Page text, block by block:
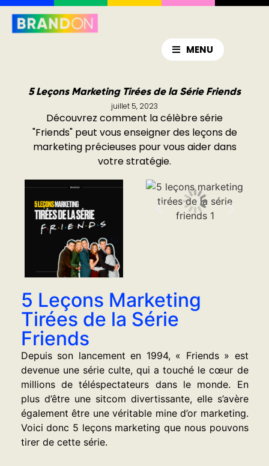
MENU
5 Leçons Marketing Tirées de la Série Friends
juillet 5, 2023
Découvrez comment la célèbre série
"Friends" peut vous enseigner des leçons de
marketing précieuses pour vous aider dans
votre stratégie.
5 Leçons Marketing
Tirées de la Série
Friends
Depuis son lancement en 1994, « Friends » est
devenue une série culte, qui a touché le cœur de
millions de téléspectateurs dans le monde. En
plus d’être une sitcom divertissante, elle s’avère
également être une véritable mine d’or marketing.
Voici donc 5 leçons marketing que nous pouvons
tirer de cette série.